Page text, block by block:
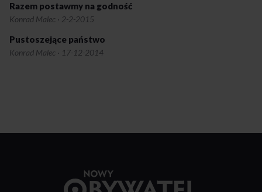
Razem postawmy na godność
Konrad Malec · 2-2-2015
Pustoszejące państwo
Konrad Malec · 17-12-2014